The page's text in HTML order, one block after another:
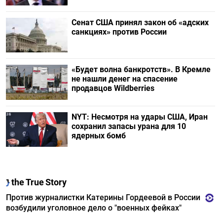
Сенат США принял закон об «адских
санкциях» против России
«Будет волна банкротств». В Кремле
не нашли денег на спасение
продавцов Wildberries
NYT: Несмотря на удары США, Иран
сохранил запасы урана для 10
ядерных бомб